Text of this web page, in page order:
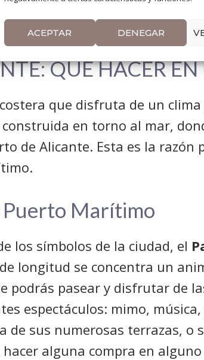
ACEPTAR DENEGAR
te dejolas mejores
excursión de un día a la
QUE HACER
que disfruta de un
en torno al mar,
de Alicante. Esta es la razón
Puerto Marítimo
los símbolos de la ciudad, el
longitud se concentra un
podrás pasear y disfrutar de
espectáculos: mimo,
de sus numerosas terrazas, o
alguna compra en